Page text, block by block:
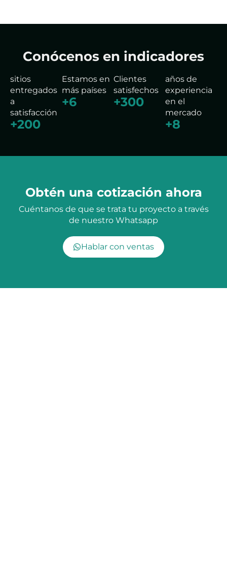
Conócenos en indicadores
sitios
entregados
a
satisfacción
+200
Estamos en
más países
+6
Clientes
satisfechos
+300
años de
experiencia
en el
mercado
+8
Obtén una cotización ahora
Cuéntanos de que se trata tu proyecto a través
de nuestro Whatsapp
Hablar con ventas